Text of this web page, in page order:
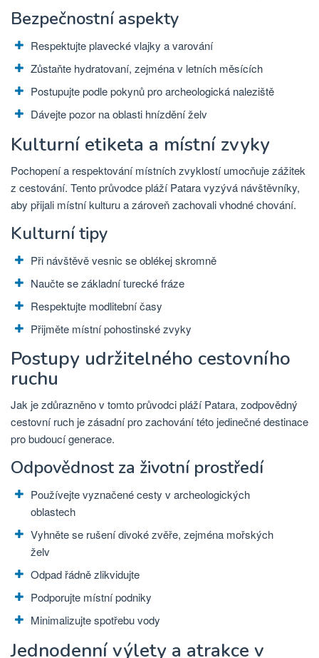
Bezpečnostní aspekty
Respektujte plavecké vlajky a varování
Zůstaňte hydratovaní, zejména v letních měsících
Postupujte podle pokynů pro archeologická naleziště
Dávejte pozor na oblasti hnízdění želv
Kulturní etiketa a místní zvyky
Pochopení a respektování místních zvyklostí umocňuje zážitek
z cestování. Tento průvodce pláží Patara vyzývá návštěvníky,
aby přijali místní kulturu a zároveň zachovali vhodné chování.
Kulturní tipy
Při návštěvě vesnic se oblékej skromně
Naučte se základní turecké fráze
Respektujte modlitební časy
Přijměte místní pohostinské zvyky
Postupy udržitelného cestovního
ruchu
Jak je zdůrazněno v tomto průvodci pláží Patara, zodpovědný
cestovní ruch je zásadní pro zachování této jedinečné destinace
pro budoucí generace.
Odpovědnost za životní prostředí
Používejte vyznačené cesty v archeologických
oblastech
Vyhněte se rušení divoké zvěře, zejména mořských
želv
Odpad řádně zlikvidujte
Podporujte místní podniky
Minimalizujte spotřebu vody
Jednodenní výlety a atrakce v